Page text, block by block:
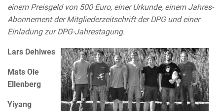
einem Preisgeld von 500 Euro, einer Urkunde, einem Jahres-
Abonnement der Mitgliederzeitschrift der DPG und einer
Einladung zur DPG-Jahrestagung.
Lars Dehlwes
Mats Ole
Ellenberg
Yiyang